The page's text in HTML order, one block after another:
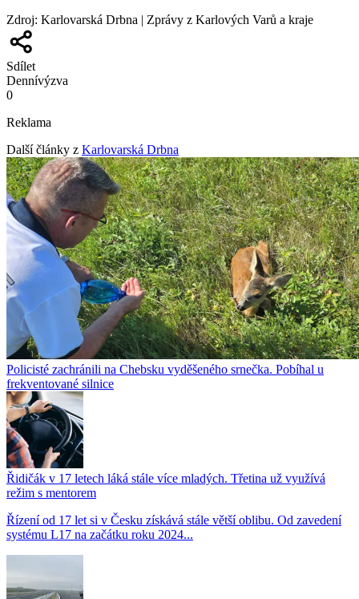
Zdroj: Karlovarská Drbna | Zprávy z Karlových Varů a kraje
Sdílet
Dennívýzva
0
Reklama
Další články z Karlovarská Drbna
Policisté zachránili na Chebsku vyděšeného srnečka. Pobíhal u
frekventované silnice
Řidičák v 17 letech láká stále více mladých. Třetina už využívá
režim s mentorem
Řízení od 17 let si v Česku získává stále větší oblibu. Od zavedení
systému L17 na začátku roku 2024...